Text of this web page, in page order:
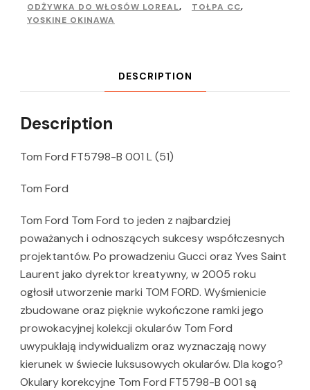
ODŻYWKA DO WŁOSÓW LOREAL, TOŁPA CC,
YOSKINE OKINAWA
DESCRIPTION
Description
Tom Ford FT5798-B 001 L (51)
Tom Ford
Tom Ford Tom Ford to jeden z najbardziej
poważanych i odnoszących sukcesy współczesnych
projektantów. Po prowadzeniu Gucci oraz Yves Saint
Laurent jako dyrektor kreatywny, w 2005 roku
ogłosił utworzenie marki TOM FORD. Wyśmienicie
zbudowane oraz pięknie wykończone ramki jego
prowokacyjnej kolekcji okularów Tom Ford
uwypuklają indywidualizm oraz wyznaczają nowy
kierunek w świecie luksusowych okularów. Dla kogo?
Okulary korekcyjne Tom Ford FT5798-B 001 są